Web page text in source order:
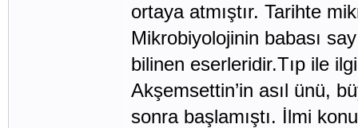
ortaya atmıştır. Tarihte
Mikrobiyolojinin babası
bilinen eserleridir.Tıp ile
Akşemsettin’in asıl ünü,
sonra başlamıştı. İlmi